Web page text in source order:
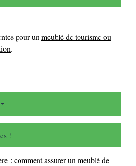
pour un meublé de tourisme ou
.
!
: comment assurer un meublé de